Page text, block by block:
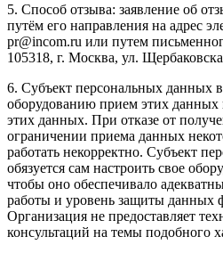
5. Способ отзыва: заявление об
путём его направления на адрес
pr@incom.ru или путем
105318, г. Москва, ул.
6. Субъект персональных данных
оборудованию прием этих данных
этих данных. При отказе от
ограничении приема данных
работать некорректно. Субъект
обязуется сам настроить свое
чтобы оно обеспечивало
работы и уровень защиты данных
Организация не предоставляет
консультаций на темы подобного